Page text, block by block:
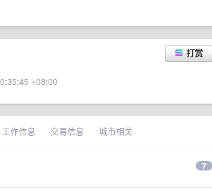
打赏
+08:00
工作信息 交易信息 城市相关
7